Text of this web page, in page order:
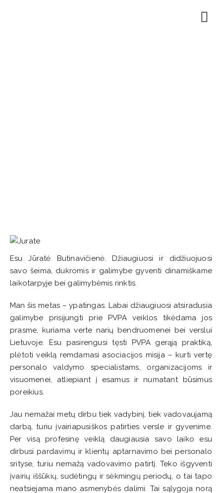
Esu Jūratė Butinavičienė. Džiaugiuosi ir didžiuojuosi
savo šeima, dukromis ir galimybe gyventi dinamiškame
laikotarpyje bei galimybėmis rinktis.
Man šis metas – ypatingas. Labai džiaugiuosi atsiradusia
galimybe prisijungti prie PVPA veiklos tikėdama jos
prasme, kuriama verte narių bendruomenei bei verslui
Lietuvoje. Esu pasirengusi tęsti PVPA gerąją praktiką,
plėtoti veiklą remdamasi asociacijos misija – kurti vertę
personalo valdymo specialistams, organizacijoms ir
visuomenei, atliepiant į esamus ir numatant būsimus
poreikius.
Jau nemažai metų dirbu tiek vadybinį, tiek vadovaujamą
darbą, turiu įvairiapusiškos patirties versle ir gyvenime.
Per visą profesinę veiklą daugiausia savo laiko esu
dirbusi pardavimų ir klientų aptarnavimo bei personalo
srityse, turiu nemažą vadovavimo patirtį. Teko išgyventi
įvairių iššūkių, sudėtingų ir sėkmingų periodų, o tai tapo
neatsiejama mano asmenybės dalimi. Tai sąlygoja norą